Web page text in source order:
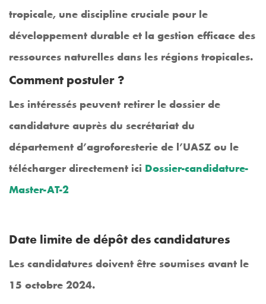
tropicale, une discipline cruciale pour le
développement durable et la gestion efficace des
ressources naturelles dans les régions tropicales.
Comment postuler ?
Les intéressés peuvent retirer le dossier de
candidature auprès du secrétariat du
département d’agroforesterie de l’UASZ ou le
télécharger directement ici Dossier-candidature-
Master-AT-2
Date limite de dépôt des candidatures
Les candidatures doivent être soumises avant le
15 octobre 2024.